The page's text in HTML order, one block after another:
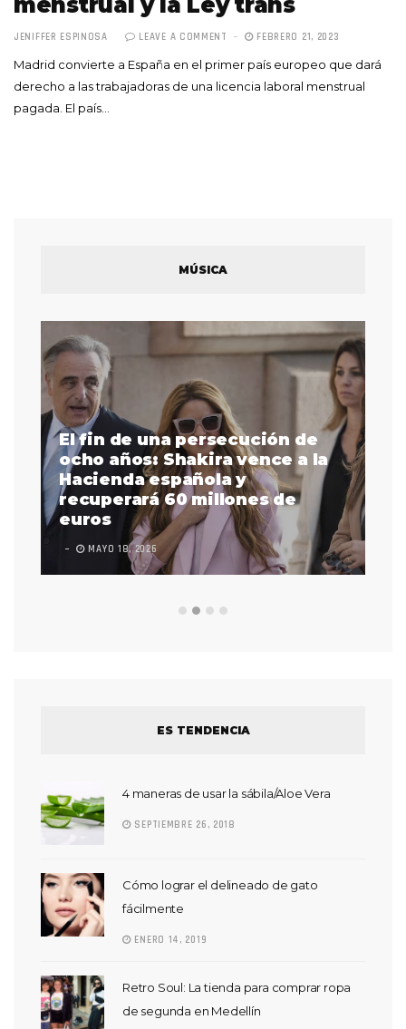
menstrual y la Ley trans
JENIFFER ESPINOSA LEAVE A COMMENT FEBRERO 21, 2023
Madrid convierte a España en el primer país europeo que dará
derecho a las trabajadoras de una licencia laboral menstrual
pagada. El país…
MÚSICA
El fin de una persecución de
ocho años: Shakira vence a la
Hacienda española y
recuperará 60 millones de
euros
MAYO 18, 2026
ES TENDENCIA
4 maneras de usar la sábila/Aloe Vera
SEPTIEMBRE 26, 2018
Cómo lograr el delineado de gato
fácilmente
ENERO 14, 2019
Retro Soul: La tienda para comprar ropa
de segunda en Medellín